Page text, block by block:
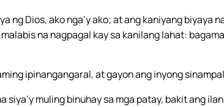
ng Dios, ako nga’y ako; at ang kaniyang biyaya
na nagpagal kay sa kanilang lahat:
ipinangangaral, at gayon ang inyong
siya’y muling binuhay sa mga patay, bakit ang